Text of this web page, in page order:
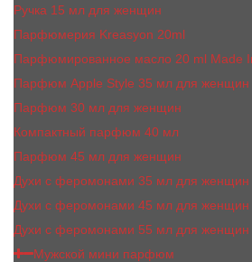
Ручка 15 мл для женщин
Парфюмерия Kreasyon 20ml
Парфюмированное масло 20 ml Made
Парфюм Apple Style 35 мл для женщин
Парфюм 30 мл для женщин
Компактный парфюм 40 мл
Парфюм 45 мл для женщин
Духи с феромонами 35 мл для женщин
Духи с феромонами 45 мл для женщин
Духи с феромонами 55 мл для женщин
Мужской мини парфюм